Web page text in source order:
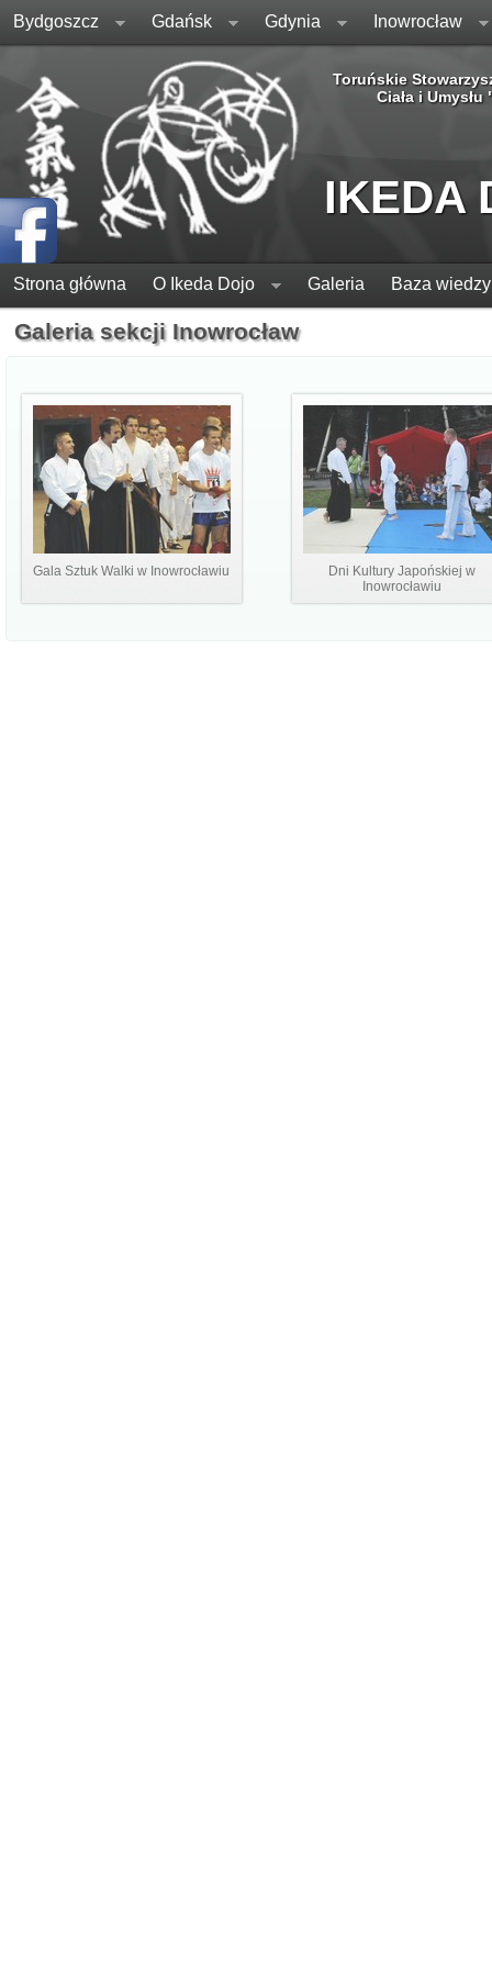
Bydgoszcz Gdańsk Gdynia Inowrocław
Toruńskie
Ciała i Umysłu
IKEDA
Strona główna O Ikeda Dojo Galeria Baza wiedzy
Galeria sekcji Inowrocław
Gala Sztuk Walki w Inowrocławiu
Dni Kultury Japońskiej w
Inowrocławiu